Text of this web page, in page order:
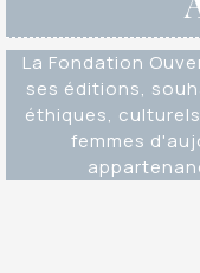
La Fondation
ses éditions,
éthiques,
femmes